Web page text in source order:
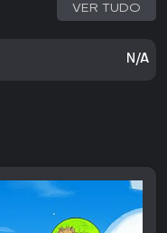
VER TUDO
N/A